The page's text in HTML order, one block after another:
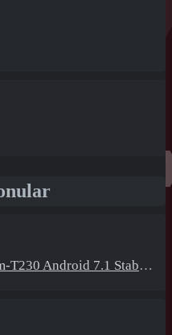
7.1 Stabil Eba Destekli Yazılım